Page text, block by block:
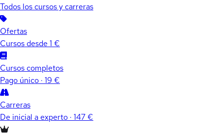
Todos los cursos y carreras
Ofertas
Cursos desde 1 €
Cursos completos
Pago único · 19 €
Carreras
De inicial a experto · 147 €